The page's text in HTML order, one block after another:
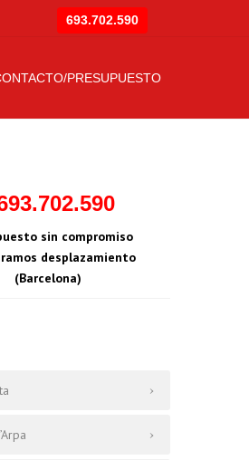
693.702.590 ×
PRESUPUESTO
sin compromiso
desplazamiento
(Barcelona)